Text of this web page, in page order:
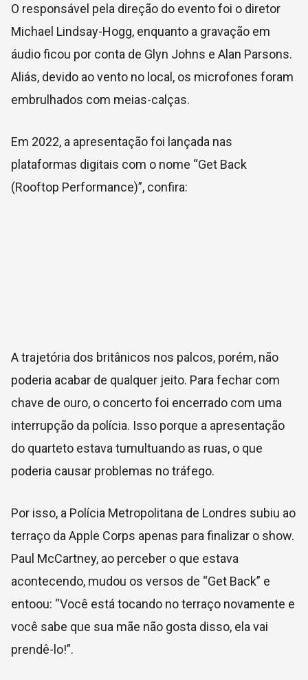
O responsável pela direção do evento foi o diretor
Michael Lindsay-Hogg, enquanto a gravação em
áudio ficou por conta de Glyn Johns e Alan Parsons.
Aliás, devido ao vento no local, os microfones foram
embrulhados com meias-calças.
Em 2022, a apresentação foi lançada nas
plataformas digitais com o nome “Get Back
(Rooftop Performance)”, confira:
A trajetória dos britânicos nos palcos, porém, não
poderia acabar de qualquer jeito. Para fechar com
chave de ouro, o concerto foi encerrado com uma
interrupção da polícia. Isso porque a apresentação
do quarteto estava tumultuando as ruas, o que
poderia causar problemas no tráfego.
Por isso, a Polícia Metropolitana de Londres subiu ao
terraço da Apple Corps apenas para finalizar o show.
Paul McCartney, ao perceber o que estava
acontecendo, mudou os versos de “Get Back” e
entoou: “Você está tocando no terraço novamente e
você sabe que sua mãe não gosta disso, ela vai
prendê-lo!”.